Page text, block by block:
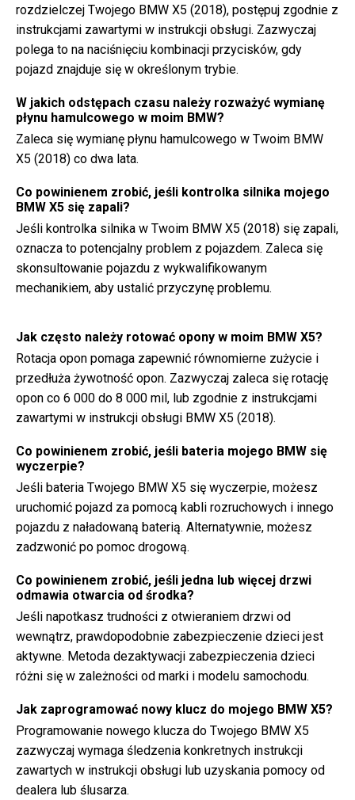
rozdzielczej Twojego BMW X5 (2018), postępuj zgodnie z
instrukcjami zawartymi w instrukcji obsługi. Zazwyczaj
polega to na naciśnięciu kombinacji przycisków, gdy
pojazd znajduje się w określonym trybie.
W jakich odstępach czasu należy rozważyć wymianę
płynu hamulcowego w moim BMW?
Zaleca się wymianę płynu hamulcowego w Twoim BMW
X5 (2018) co dwa lata.
Co powinienem zrobić, jeśli kontrolka silnika mojego
BMW X5 się zapali?
Jeśli kontrolka silnika w Twoim BMW X5 (2018) się zapali,
oznacza to potencjalny problem z pojazdem. Zaleca się
skonsultowanie pojazdu z wykwalifikowanym
mechanikiem, aby ustalić przyczynę problemu.
Jak często należy rotować opony w moim BMW X5?
Rotacja opon pomaga zapewnić równomierne zużycie i
przedłuża żywotność opon. Zazwyczaj zaleca się rotację
opon co 6 000 do 8 000 mil, lub zgodnie z instrukcjami
zawartymi w instrukcji obsługi BMW X5 (2018).
Co powinienem zrobić, jeśli bateria mojego BMW się
wyczerpie?
Jeśli bateria Twojego BMW X5 się wyczerpie, możesz
uruchomić pojazd za pomocą kabli rozruchowych i innego
pojazdu z naładowaną baterią. Alternatywnie, możesz
zadzwonić po pomoc drogową.
Co powinienem zrobić, jeśli jedna lub więcej drzwi
odmawia otwarcia od środka?
Jeśli napotkasz trudności z otwieraniem drzwi od
wewnątrz, prawdopodobnie zabezpieczenie dzieci jest
aktywne. Metoda dezaktywacji zabezpieczenia dzieci
różni się w zależności od marki i modelu samochodu.
Jak zaprogramować nowy klucz do mojego BMW X5?
Programowanie nowego klucza do Twojego BMW X5
zazwyczaj wymaga śledzenia konkretnych instrukcji
zawartych w instrukcji obsługi lub uzyskania pomocy od
dealera lub ślusarza.